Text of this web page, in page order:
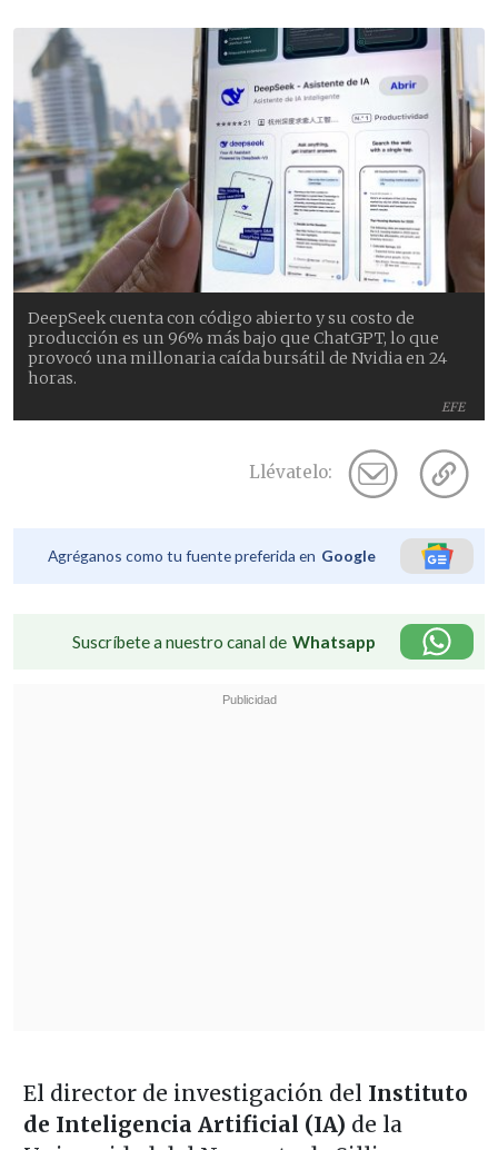
EFE
DeepSeek cuenta con código abierto y su costo de
producción es un 96% más bajo que ChatGPT, lo que
provocó una millonaria caída bursátil de Nvidia en 24
horas.
Llévatelo:
Agréganos como tu fuente preferida en Google
Suscríbete a nuestro canal de Whatsapp
El director de investigación del Instituto
de Inteligencia Artificial (IA) de la